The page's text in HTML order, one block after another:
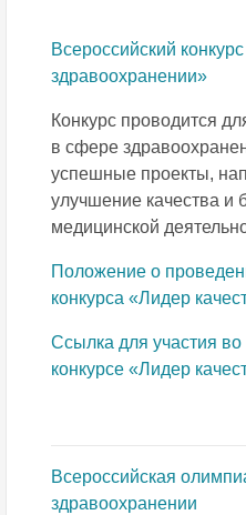
Всероссийский
здравоохранении»
Конкурс проводится
в сфере
успешные проекты,
улучшение качества и
медицинской
Положение о
конкурса «Лидер
Ссылка для участия
конкурсе «Лидер
Всероссийская
здравоохранении